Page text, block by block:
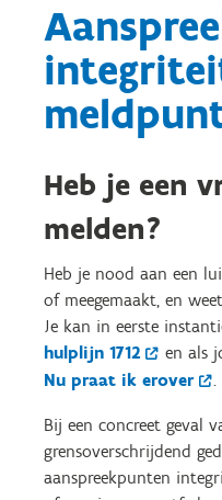
Heb je een
melden?
Heb je nood aan een
of meegemaakt, en
Je kan in eerste
hulplijn 1712
en als
Nu praat ik erover
.
Bij een concreet geval
grensoverschrijdend
aanspreekpunten